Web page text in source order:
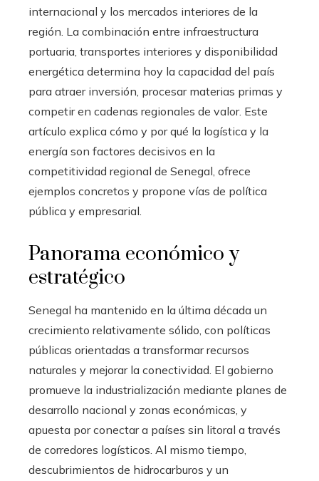
internacional y los mercados interiores de la
región. La combinación entre infraestructura
portuaria, transportes interiores y disponibilidad
energética determina hoy la capacidad del país
para atraer inversión, procesar materias primas y
competir en cadenas regionales de valor. Este
artículo explica cómo y por qué la logística y la
energía son factores decisivos en la
competitividad regional de Senegal, ofrece
ejemplos concretos y propone vías de política
pública y empresarial.
Panorama económico y
estratégico
Senegal ha mantenido en la última década un
crecimiento relativamente sólido, con políticas
públicas orientadas a transformar recursos
naturales y mejorar la conectividad. El gobierno
promueve la industrialización mediante planes de
desarrollo nacional y zonas económicas, y
apuesta por conectar a países sin litoral a través
de corredores logísticos. Al mismo tiempo,
descubrimientos de hidrocarburos y un